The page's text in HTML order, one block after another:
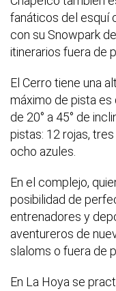
fanáticos del esquí
con su Snowpark
itinerarios fuera de
El Cerro tiene una
máximo de pista es
de 20° a 45° de
pistas: 12 rojas,
ocho azules.
En el complejo,
posibilidad de
entrenadores y
aventureros de
slaloms o fuera de
En La Hoya se